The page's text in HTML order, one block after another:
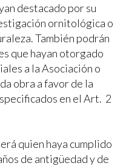
destacado por su
ornitológica o
También podrán
que hayan otorgado
a la Asociación o
obra a favor de la
en el Art. 2
quien haya cumplido
de antigüedad y de